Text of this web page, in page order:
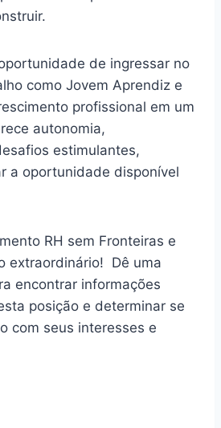
de ingressar no
como Jovem Aprendiz e
profissional em um
autonomia,
estimulantes,
a oportunidade disponível
RH sem Fronteiras e
extraordinário! Dê uma
encontrar informações
posição e determinar se
com seus interesses e